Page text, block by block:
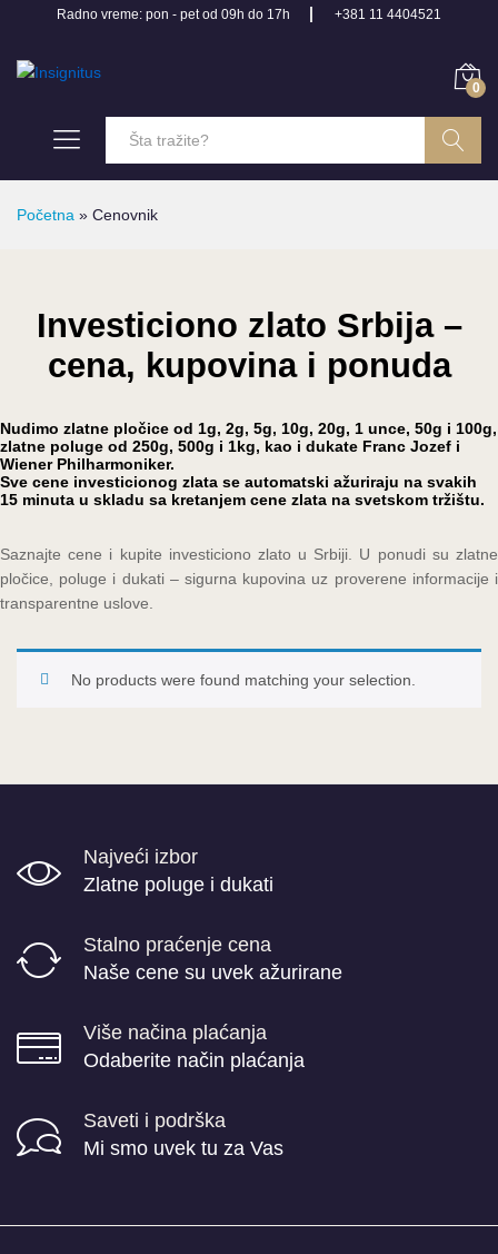
Radno vreme: pon - pet od 09h do 17h +381 11 4404521
0
Početna » Cenovnik
Investiciono zlato Srbija –
cena, kupovina i ponuda
Nudimo zlatne pločice od 1g, 2g, 5g, 10g, 20g, 1 unce, 50g i 100g,
zlatne poluge od 250g, 500g i 1kg, kao i dukate Franc Jozef i
Wiener Philharmoniker.
Sve cene investicionog zlata se automatski ažuriraju na svakih
15 minuta u skladu sa kretanjem cene zlata na svetskom tržištu.
Saznajte cene i kupite investiciono zlato u Srbiji. U ponudi su zlatne
pločice, poluge i dukati – sigurna kupovina uz proverene informacije i
transparentne uslove.
No products were found matching your selection.
Najveći izbor
Zlatne poluge i dukati
Stalno praćenje cena
Naše cene su uvek ažurirane
Više načina plaćanja
Odaberite način plaćanja
Saveti i podrška
Mi smo uvek tu za Vas